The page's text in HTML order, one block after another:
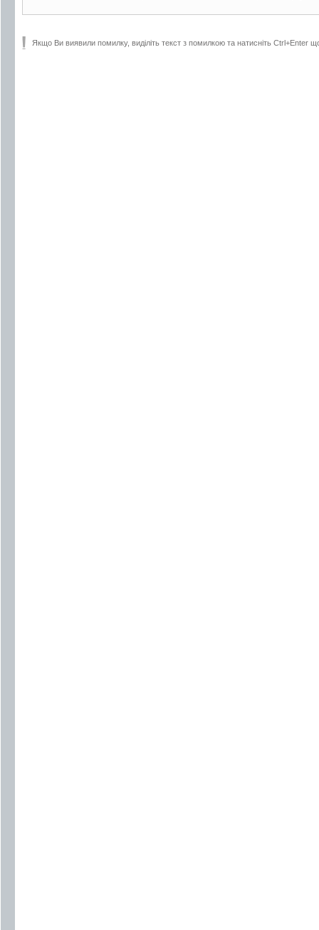
Якщо Ви виявили помилку, виділіть текст з помилкою та натисніть Ctrl+Enter